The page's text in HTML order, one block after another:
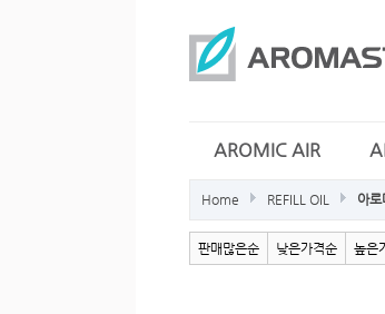
AROMIC AIR
Home REFILL OIL 아로
판매많은순 낮은가격순 높은